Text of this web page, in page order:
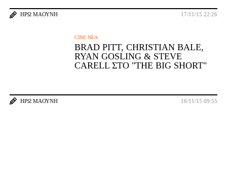
ΗΡΏ ΜΑΟΎΝΗ 17/11/15 22:26
CINE ΝΈΑ
BRAD PITT, CHRISTIAN BALE,
RYAN GOSLING & STEVE
CARELL ΣΤΟ "THE BIG SHORT"
ΗΡΏ ΜΑΟΎΝΗ 16/11/15 09:55